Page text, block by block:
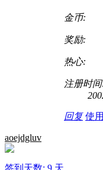
金币:
奖励:
热心:
注册时
回复 使
aoejdgluv
签到天数: 9 天